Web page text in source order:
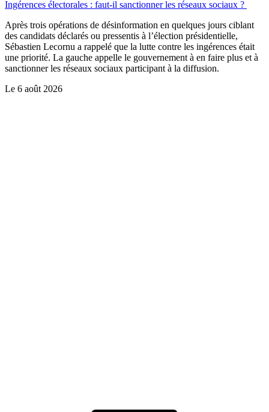
Ingérences électorales : faut-il sanctionner les réseaux sociaux ?
Après trois opérations de désinformation en quelques jours ciblant
des candidats déclarés ou pressentis à l’élection présidentielle,
Sébastien Lecornu a rappelé que la lutte contre les ingérences était
une priorité. La gauche appelle le gouvernement à en faire plus et à
sanctionner les réseaux sociaux participant à la diffusion.
Le 6 août 2026